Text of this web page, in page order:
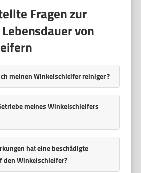
Fragen zur
von
meinen Winkelschleifer reinigen?
meines Winkelschleifers
hat eine beschädigte
den Winkelschleifer?